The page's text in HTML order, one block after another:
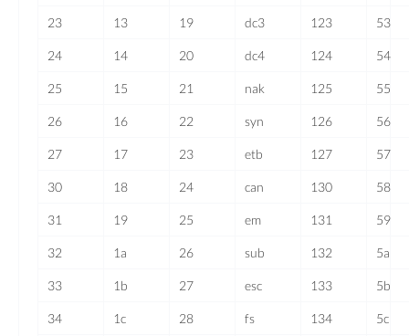
23 13 19 dc3 123 53
24 14 20 dc4 124 54
25 15 21 nak 125 55
26 16 22 syn 126 56
27 17 23 etb 127 57
30 18 24 can 130 58
31 19 25 em 131 59
32 1a 26 sub 132 5a
33 1b 27 esc 133 5b
34 1c 28 fs 134 5c